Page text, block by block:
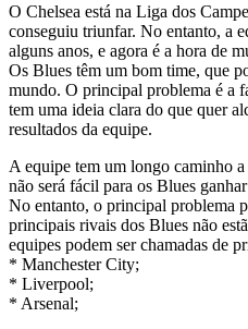
O Chelsea está na Liga dos
conseguiu triunfar. No entanto, a
alguns anos, e agora é a hora de
Os Blues têm um bom time, que
mundo. O principal problema é a
tem uma ideia clara do que quer
resultados da equipe.
A equipe tem um longo caminho
não será fácil para os Blues
No entanto, o principal problema
principais rivais dos Blues não
equipes podem ser chamadas de
* Manchester City;
* Liverpool;
* Arsenal;